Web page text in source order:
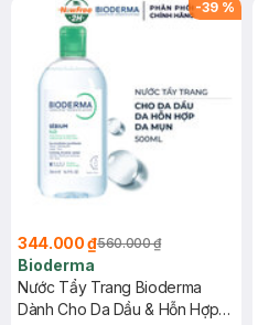
-39 %
344.000 ₫560.000 ₫
Bioderma
Nước Tẩy Trang Bioderma
Dành Cho Da Dầu & Hỗn Hợp